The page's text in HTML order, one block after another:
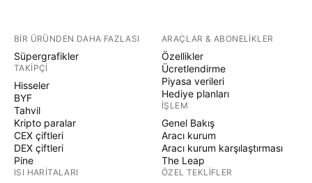
BIR ÜRÜNDEN DAHA FAZLASI
Süpergrafikler
TAKIPÇI
Hisseler
BYF
Tahvil
Kripto paralar
CEX çiftleri
DEX çiftleri
Pine
ISI HARITALARI
ARAÇLAR & ABONELIKLER
Özellikler
Ücretlendirme
Piyasa verileri
Hediye planları
İŞLEM
Genel Bakış
Aracı kurum
Aracı kurum karşılaştırması
The Leap
ÖZEL TEKLIFLER